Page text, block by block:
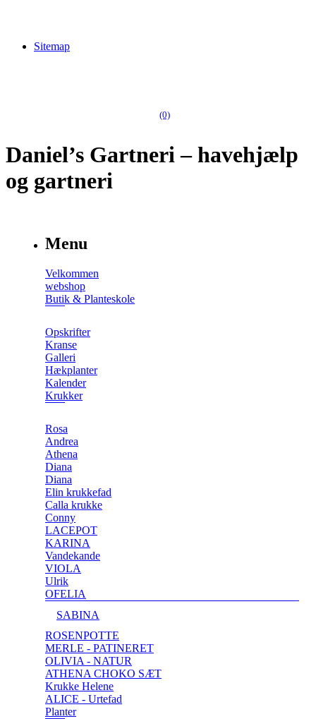
Sitemap
(0)
Daniel’s Gartneri – havehjælp
og gartneri
Menu
Velkommen
webshop
Butik & Planteskole
Opskrifter
Kranse
Galleri
Hækplanter
Kalender
Krukker
Rosa
Andrea
Athena
Diana
Diana
Elin krukkefad
Calla krukke
Conny
LACEPOT
KARINA
Vandekande
VIOLA
Ulrik
OFELIA
SABINA
ROSENPOTTE
MERLE - PATINERET
OLIVIA - NATUR
ATHENA CHOKO SÆT
Krukke Helene
ALICE - Urtefad
Planter